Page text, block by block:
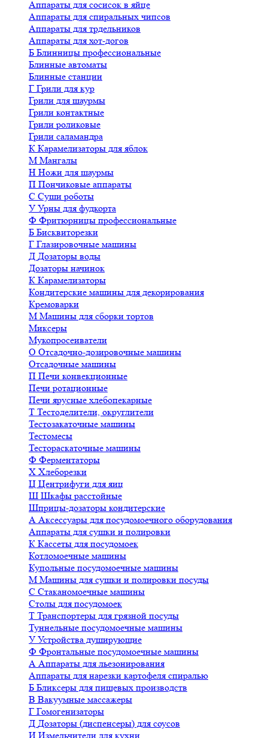
Аппараты для сосисок в яйце
Аппараты для спиральных чипсов
Аппараты для трдельников
Аппараты для хот-догов
Б Блинницы профессиональные
Блинные автоматы
Блинные станции
Г Грили для кур
Грили для шаурмы
Грили контактные
Грили роликовые
Грили саламандра
К Карамелизаторы для яблок
М Мангалы
Н Ножи для шаурмы
П Пончиковые аппараты
С Суши роботы
У Урны для фудкорта
Ф Фритюрницы профессиональные
Б Бисквиторезки
Г Глазировочные машины
Д Дозаторы воды
Дозаторы начинок
К Карамелизаторы
Кондитерские машины для декорирования
Кремоварки
М Машины для сборки тортов
Миксеры
Мукопросеиватели
О Отсадочно-дозировочные машины
Отсадочные машины
П Печи конвекционные
Печи ротационные
Печи ярусные хлебопекарные
Т Тестоделители, округлители
Тестозакаточные машины
Тестомесы
Тестораскаточные машины
Ф Ферментаторы
Х Хлеборезки
Ц Центрифуги для яиц
Ш Шкафы расстойные
Шприцы-дозаторы кондитерские
А Аксессуары для посудомоечного оборудования
Аппараты для сушки и полировки
К Кассеты для посудомоек
Котломоечные машины
Купольные посудомоечные машины
М Машины для сушки и полировки посуды
С Стаканомоечные машины
Столы для посудомоек
Т Транспортеры для грязной посуды
Туннельные посудомоечные машины
У Устройства душирующие
Ф Фронтальные посудомоечные машины
А Аппараты для льезонирования
Аппараты для нарезки картофеля спиралью
Б Бликсеры для пищевых производств
В Вакуумные массажеры
Г Гомогенизаторы
Д Дозаторы (диспенсеры) для соусов
И Измельчители для кухни